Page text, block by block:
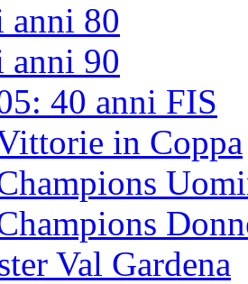
anni 80
anni 90
40 anni FIS
in Coppa
Val Gardena